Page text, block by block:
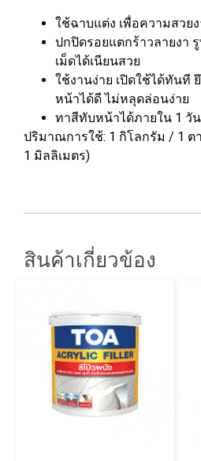
ใช้ฉาบแต่ง เพื่อความสวย
ปกปิดรอยแตกร้าวลายงา
เม็ดได้เนียนสวย
ใช้งานง่าย เปิดใช้ได้ทันที
หน้าได้ดี ไม่หลุดล่อนง่าย
ทาสีทับหน้าได้ภายใน 1 วัน
ปริมาณการใช้: 1 กิโลกรัม / 1 ต
1 มิลลิเมตร)
สินค้าเกี่ยวข้อง